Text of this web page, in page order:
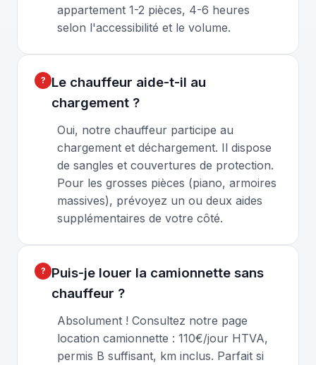
appartement 1-2 pièces, 4-6 heures
selon l'accessibilité et le volume.
Le chauffeur aide-t-il au
chargement ?
Oui, notre chauffeur participe au
chargement et déchargement. Il dispose
de sangles et couvertures de protection.
Pour les grosses pièces (piano, armoires
massives), prévoyez un ou deux aides
supplémentaires de votre côté.
Puis-je louer la camionnette sans
chauffeur ?
Absolument ! Consultez notre page
location camionnette : 110€/jour HTVA,
permis B suffisant, km inclus. Parfait si